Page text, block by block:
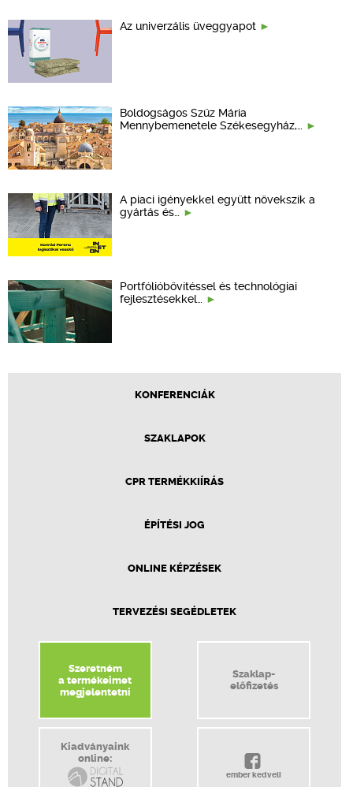
Az univerzális üveggyapot
Boldogságos Szűz Mária
Mennybemenetele Székesegyház,…
A piaci igényekkel együtt növekszik a
gyártás és…
Portfólióbővítéssel és technológiai
fejlesztésekkel…
KONFERENCIÁK
SZAKLAPOK
CPR TERMÉKKIÍRÁS
ÉPÍTÉSI JOG
ONLINE KÉPZÉSEK
TERVEZÉSI SEGÉDLETEK
Szeretném
a termékeimet
megjelentetni
Szaklap-
előfizetés
Kiadványaink
online:
ember kedveli